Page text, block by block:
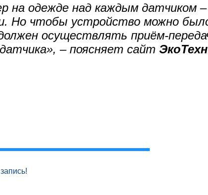
на одежде над каждым датчиком
Но чтобы устройство можно
осуществлять приём-
– поясняет сайт